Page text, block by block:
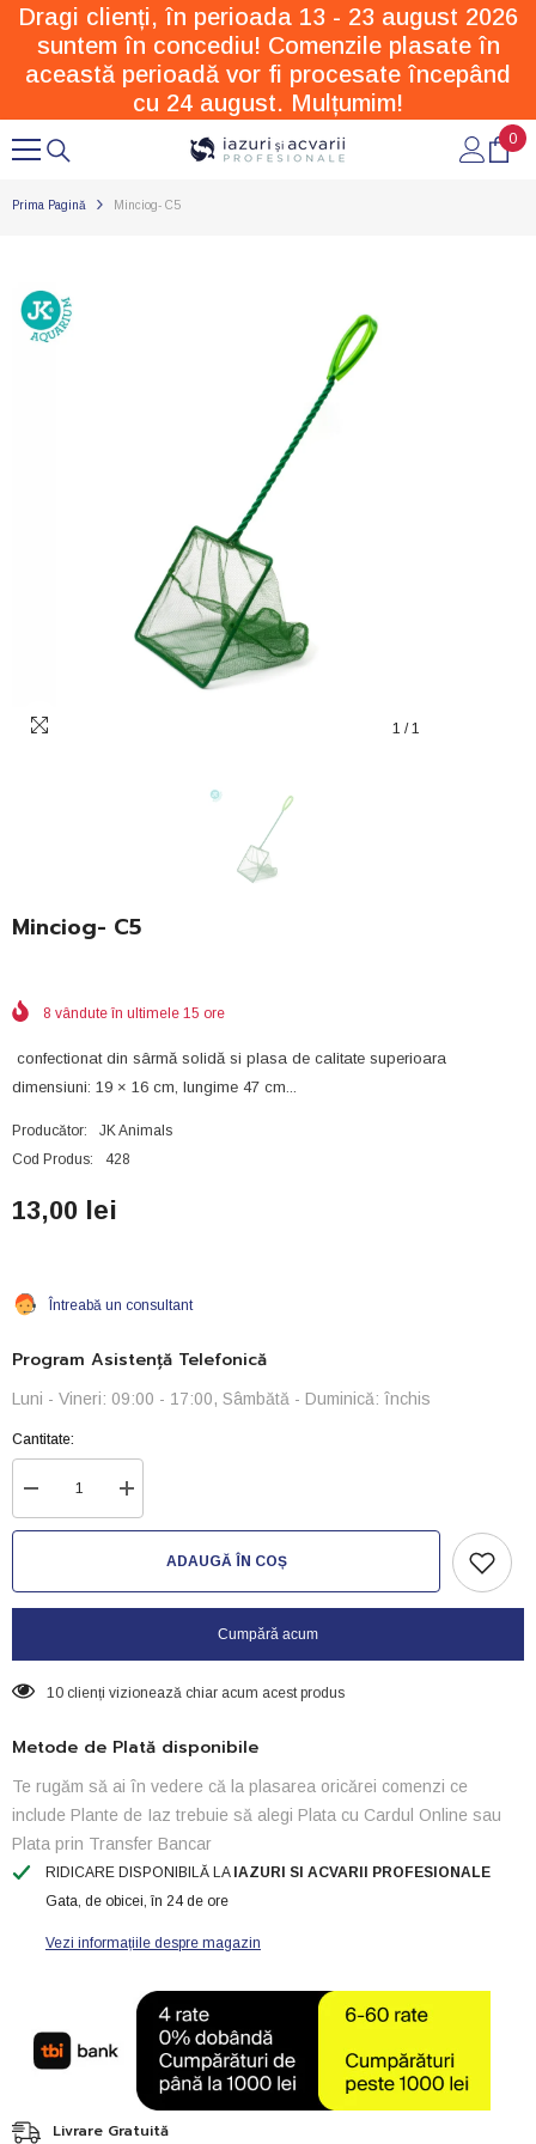
SARI LA CONȚINUT
Dragi clienți, în perioada 13 - 23 august 2026
suntem în concediu! Comenzile plasate în
această perioadă vor fi procesate începând
cu 24 august. Mulțumim!
0
0
Prima Pagină Minciog- C5
1 / 1
Minciog- C5
8 vândute în ultimele 15 ore
confectionat din sârmă solidă si plasa de calitate superioara
dimensiuni: 19 × 16 cm, lungime 47 cm...
Producător:
JK Animals
Cod Produs:
428
13,00 lei
Întreabă un consultant
Program Asistență Telefonică
Luni - Vineri: 09:00 - 17:00, Sâmbătă - Duminică: închis
Cantitate:
Reduceți
cantitatea
pentru
Creșteți
cantitatea
pentru
ADAUGĂ ÎN COȘ
Cumpără acum
10 clienți vizionează chiar acum acest produs
Metode de Plată disponibile
Te rugăm să ai în vedere că la plasarea oricărei comenzi ce
include Plante de Iaz trebuie să alegi Plata cu Cardul Online sau
Plata prin Transfer Bancar
RIDICARE DISPONIBILĂ LA IAZURI SI ACVARII PROFESIONALE
Gata, de obicei, în 24 de ore
Vezi informațiile despre magazin
Livrare Gratuită